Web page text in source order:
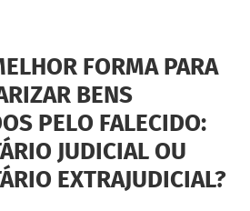
NÃO
TENHO
DINHEIRO
PARA
PAGAR
O
IMPOSTO
CAUSA
MORTIS
FORMA PARA
BENS
PELO FALECIDO:
JUDICIAL OU
EXTRAJUDICIAL?